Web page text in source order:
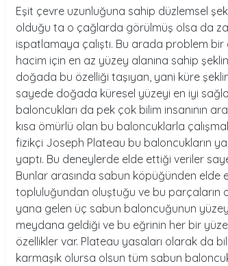
Eşit çevre uzunluğuna sahip düzlemsel
olduğu ta o çağlarda görülmüş olsa da
ispatlamaya çalıştı. Bu arada problem
hacim için en az yüzey alanına sahip
doğada bu özelliği taşıyan, yani küre
sayede doğada küresel yüzeyi en iyi
baloncukları da pek çok bilim insanının
kısa ömürlü olan bu baloncuklarla
fizikçi Joseph Plateau bu baloncukların
yaptı. Bu deneylerde elde ettiği veriler
Bunlar arasında sabun köpüğünden elde
topluluğundan oluştuğu ve bu parçaların
yana gelen üç sabun baloncuğunun
meydana geldiği ve bu eğrinin her bir
özellikler var. Plateau yasaları olarak da
karmaşık olursa olsun tüm sabun